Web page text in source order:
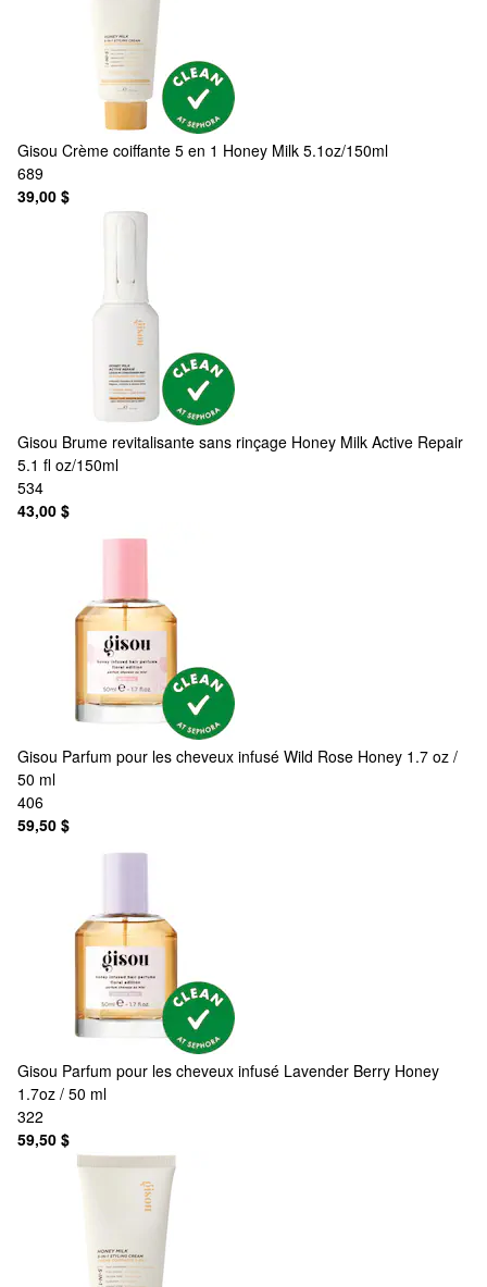
Gisou Crème coiffante 5 en 1 Honey Milk 5.1oz/150ml
689
39,00 $
Gisou Brume revitalisante sans rinçage Honey Milk Active Repair
5.1 fl oz/150ml
534
43,00 $
Gisou Parfum pour les cheveux infusé Wild Rose Honey 1.7 oz /
50 ml
406
59,50 $
Gisou Parfum pour les cheveux infusé Lavender Berry Honey
1.7oz / 50 ml
322
59,50 $